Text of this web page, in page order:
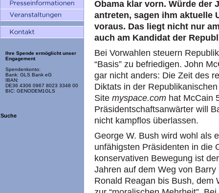
Ihre Spende ermöglicht unser
Engagement
Spendenkonto:
Bank: GLS Bank eG
IBAN:
DE36 4306 0967 8023 3348 00
BIC: GENODEM1GLS
Suche
Obama klar vorn. Würde der
antreten, sagen ihm aktuelle
voraus. Das liegt nicht nur
auch am Kandidat der
Bei Vorwahlen steuern
“Basis” zu befriedigen. John
gar nicht anders: Die Zeit des
Diktats in der
Site myspace.com hat McCain
Präsidentschaftsanwärter will
nicht kampflos überlassen.
George W. Bush wird wohl als
unfähigsten Präsidenten in die
konservativen Bewegung ist
Jahren auf dem Weg von
Ronald Reagan bis Bush, dem